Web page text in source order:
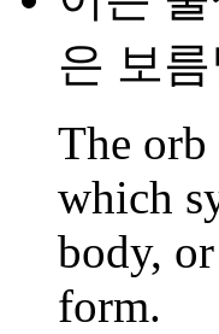
은 보
The
which
body,
form.